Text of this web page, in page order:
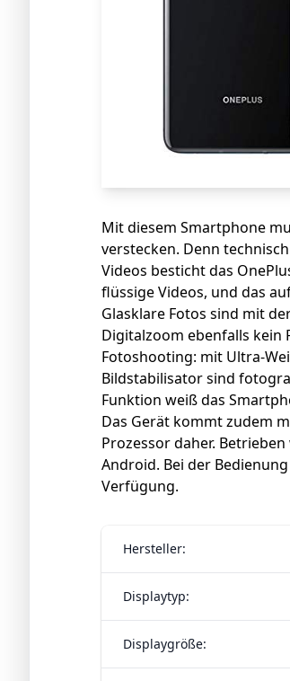
Mit diesem Smartphone
verstecken. Denn
Videos besticht das
flüssige Videos, und das
Glasklare Fotos sind mit
Digitalzoom ebenfalls kein
Fotoshooting: mit Ultra-
Bildstabilisator sind
Funktion weiß das
Das Gerät kommt zudem
Prozessor daher.
Android. Bei der
Verfügung.
Hersteller:
Displaytyp:
Displaygröße: